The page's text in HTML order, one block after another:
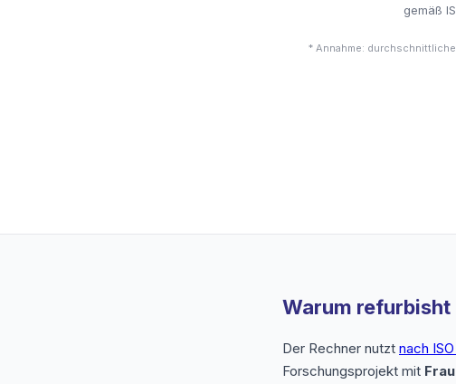
gemäß
* Annahme:
Warum
Der Rechner nutzt nach
Forschungsprojekt mit